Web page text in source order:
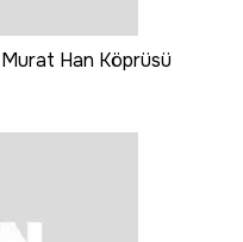
Han Köprüsü